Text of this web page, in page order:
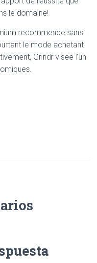
le domaine!
recommence sans
le mode achetant
Grindr visee l’un